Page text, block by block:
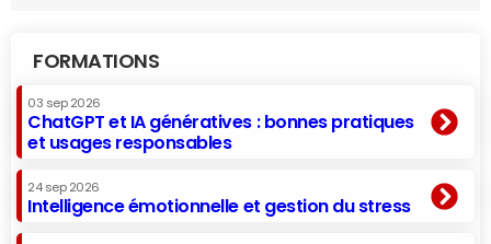
FORMATIONS
03 sep 2026
ChatGPT et IA génératives : bonnes pratiques
et usages responsables
24 sep 2026
Intelligence émotionnelle et gestion du stress